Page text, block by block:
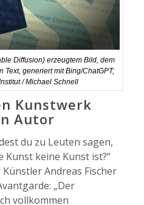
Diffusion) erzeugtem Bild, dem
Text, generiert mit Bing/ChatGPT;
/ Michael Schnell
Kunstwerk
Autor
du zu Leuten sagen,
Kunst keine Kunst ist?“
Andreas Fischer
„Der
vollkommen